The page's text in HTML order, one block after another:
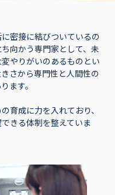
密接に結びついているの
向かう専門家として、未
やりがいのあるものとい
さから専門性と人間性の
ます。
育成に力を入れており、
きる体制を整えていま